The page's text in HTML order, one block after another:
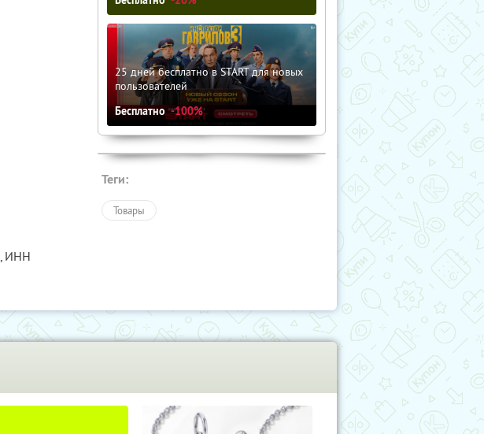
ИНН
25 дней бесплатно в START для новых
пользователей
Бесплатно -100%
Теги:
Товары